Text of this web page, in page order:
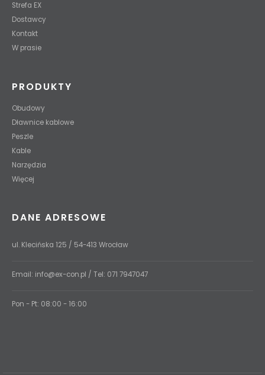
Strefa EX
Dostawcy
Kontakt
W prasie
PRODUKTY
Obudowy
Dławnice kablowe
Peszle
Kable
Narzędzia
Więcej
DANE ADRESOWE
ul. Klecińska 125 / 54-413 Wrocław
Email: info@ex-con.pl / Tel: 071 7947047
Pon - Pt: 08:00 - 16:00